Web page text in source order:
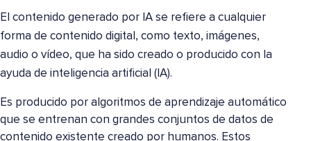
El contenido generado por IA se refiere a cualquier
forma de contenido digital, como texto, imágenes,
audio o vídeo, que ha sido creado o producido con la
ayuda de inteligencia artificial (IA).
Es producido por algoritmos de aprendizaje automático
que se entrenan con grandes conjuntos de datos de
contenido existente creado por humanos. Estos